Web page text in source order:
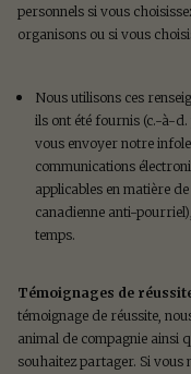
personnels si vous
organisons ou si vous
Nous utilisons ces
ils ont été fournis (c.-à-
vous envoyer notre
communications
applicables en matière
canadienne anti-
temps.
Témoignages de
témoignage de réussite,
animal de compagnie ainsi
souhaitez partager. Si